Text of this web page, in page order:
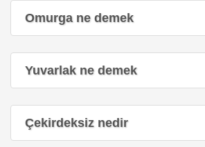
Omurga ne demek
Yuvarlak ne demek
Çekirdeksiz nedir